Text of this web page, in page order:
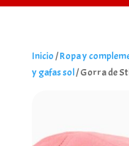
Inicio/Ropa y
y gafas sol/ Gorra de